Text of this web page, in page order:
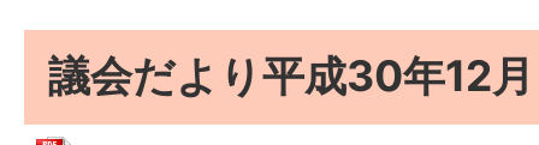
議会だより平成30年12